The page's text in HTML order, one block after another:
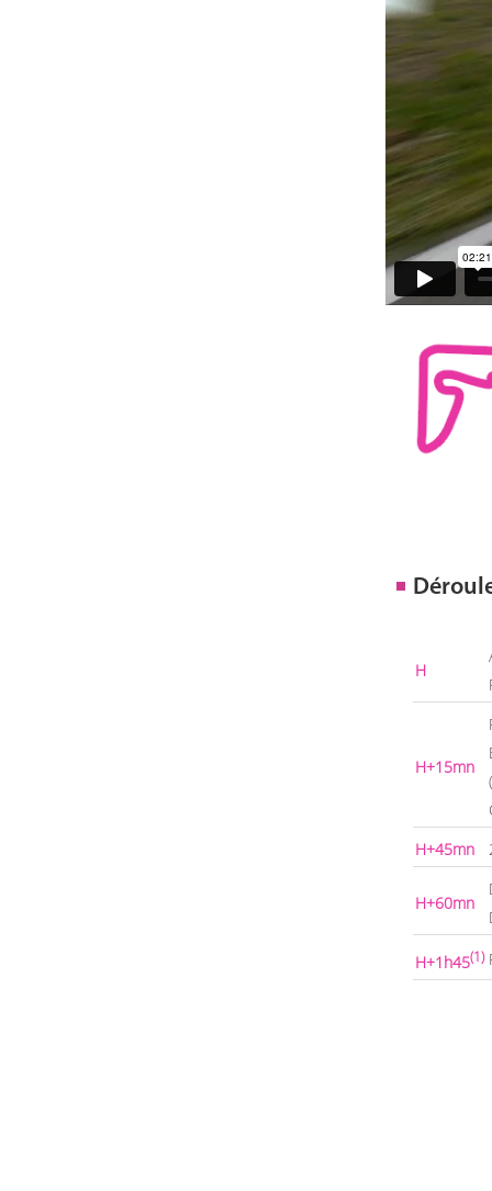
H
H+15mn
H+45mn
H+60mn
H+1h45(1)